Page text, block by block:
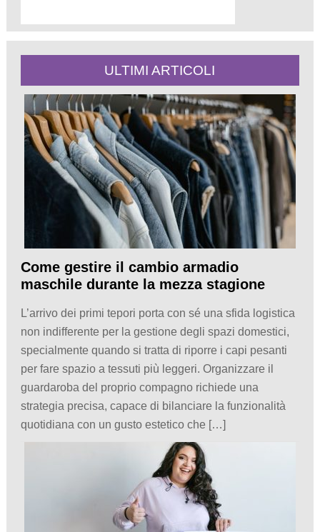
ULTIMI ARTICOLI
Come gestire il cambio armadio
maschile durante la mezza stagione
L’arrivo dei primi tepori porta con sé una sfida logistica
non indifferente per la gestione degli spazi domestici,
specialmente quando si tratta di riporre i capi pesanti
per fare spazio a tessuti più leggeri. Organizzare il
guardaroba del proprio compagno richiede una
strategia precisa, capace di bilanciare la funzionalità
quotidiana con un gusto estetico che […]